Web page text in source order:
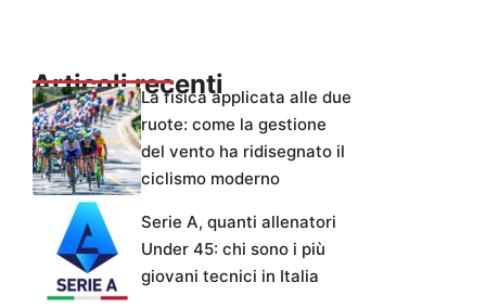
Articoli recentiLa fisica applicata alle due
ruote: come la gestione
del vento ha ridisegnato il
ciclismo moderno
Serie A, quanti allenatori
Under 45: chi sono i più
giovani tecnici in Italia